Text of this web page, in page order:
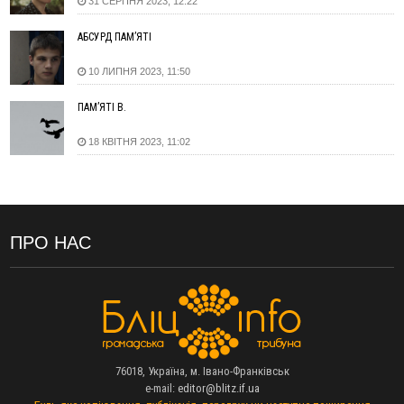
11:45
У Надвірній п'яна жінка побила малолітнього хлопчика: суд
призначив штраф і 30 тисяч компенсації
11:17
У басейні Дністра встановилася гідрологічна посуха - рівні
води наблизилися до найнижчих показників
11:09
У Бурштині поблизу АЗС сталася масова бійка, поліція
з'ясовує обставини
ФОП із Житомира після купівлі права вимоги за 120
тисяч позивається до Франківська на понад 20 млн грн
На лінії зіткнення загинув керівник пошукового загону
"Плацдарм" Олексій Юков
СБС за дві доби уразили 13 енергооб'єктів на окупованих
Українці подали рекордну кількість заяв до університетів.
Які спеціальності обирають
АБСУРД ПАМ’ЯТІ
10 ЛИПНЯ 2023, 11:50
ПАМ’ЯТІ В.
18 КВІТНЯ 2023, 11:02
ПРО НАС
76018, Україна, м. Івано-Франківськ
e-mail: editor@blitz.if.ua